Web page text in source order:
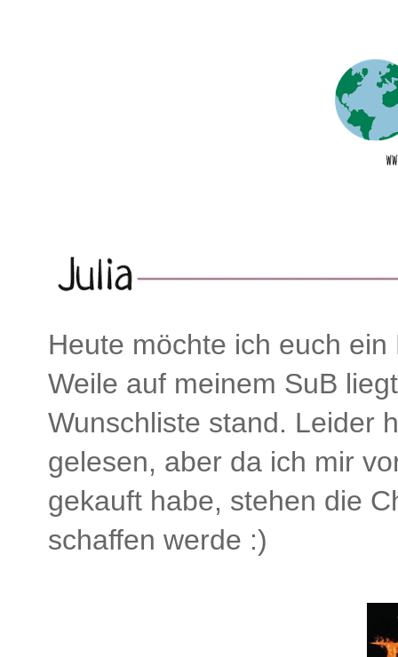
Heute möchte ich euch
Weile auf meinem SuB
Wunschliste stand. Leider
gelesen, aber da ich mir
gekauft habe, stehen die
schaffen werde :)